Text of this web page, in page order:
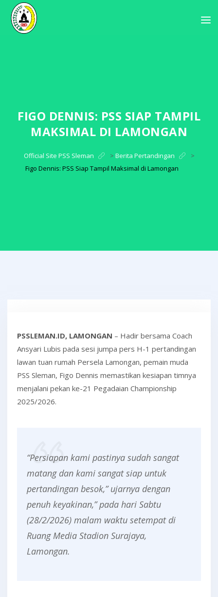
FIGO DENNIS: PSS SIAP TAMPIL
MAKSIMAL DI LAMONGAN
Official Site PSS Sleman > Berita Pertandingan
>
Figo Dennis: PSS Siap Tampil Maksimal di Lamongan
PSSLEMAN.ID, LAMONGAN – Hadir bersama Coach
Ansyari Lubis pada sesi jumpa pers H-1 pertandingan
lawan tuan rumah Persela Lamongan, pemain muda
PSS Sleman, Figo Dennis memastikan kesiapan timnya
menjalani pekan ke-21 Pegadaian Championship
2025/2026.
“Persiapan kami pastinya sudah sangat
matang dan kami sangat siap untuk
pertandingan besok,” ujarnya dengan
penuh keyakinan,” pada hari Sabtu
(28/2/2026) malam waktu setempat di
Ruang Media Stadion Surajaya,
Lamongan.